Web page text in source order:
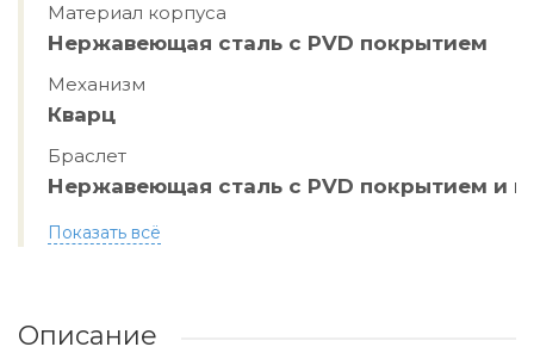
Материал корпуса
Нержавеющая сталь с PVD покрытием
Механизм
Кварц
Браслет
Нержавеющая сталь с PVD покрытием и
Показать всё
Описание